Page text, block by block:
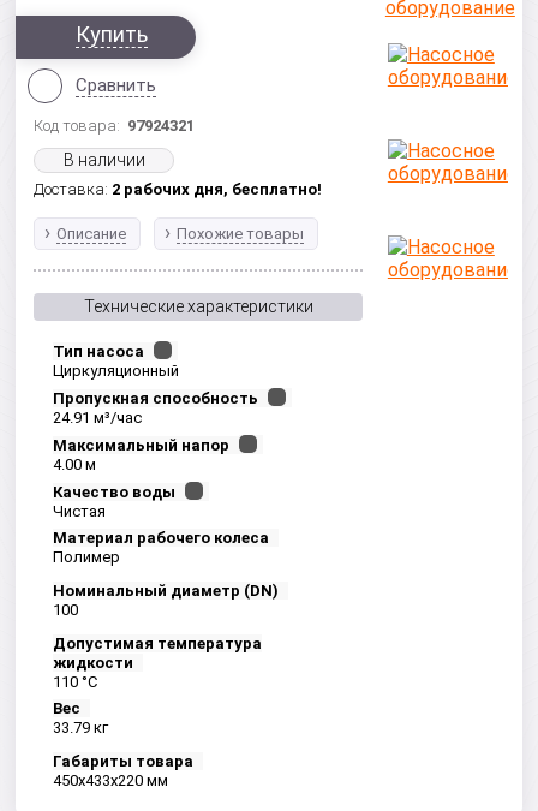
Купить
Сравнить
Код товара: 97924321
В наличии
Доставка: 2 рабочих дня, бесплатно!
Описание Похожие товары
Технические характеристики
Тип насоса
Циркуляционный
Пропускная способность
24.91 м³/час
Максимальный напор
4.00 м
Качество воды
Чистая
Материал рабочего колеса
Полимер
Номинальный диаметр (DN)
100
Допустимая температура
жидкости
110 °С
Вес
33.79 кг
Габариты товара
450x433x220 мм